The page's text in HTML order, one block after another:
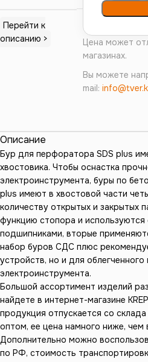
Цена может
магазинах.
Вы можете
mail:
Перейти к
описанию >
Описание
Бур для перфоратора SDS plus
хвостовика. Чтобы оснастка
электроинструмента, буры по
plus имеют в хвостовой части
количеству открытых и закрытых
функцию стопора и
подшипниками, вторые
набор буров СДС плюс
устройств, но и для
электроинструмента.
Большой ассортимент изделий
найдете в интернет-магазине
продукция отпускается со
оптом, ее цена намного ниже, чем
Дополнительно можно
по РФ, стоимость